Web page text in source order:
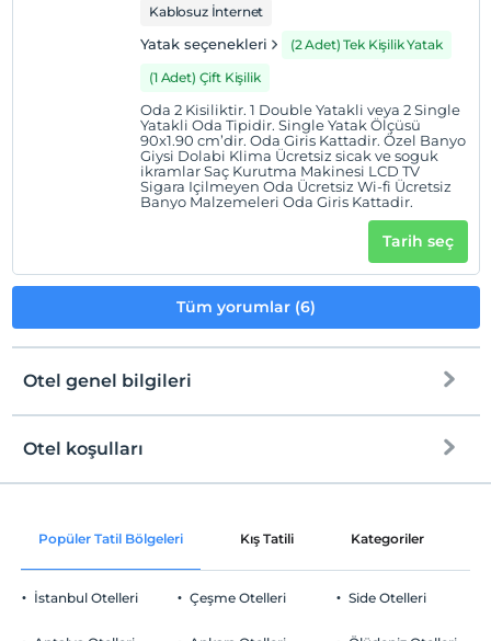
Kablosuz İnternet
Yatak seçenekleri
(2 Adet) Tek Kişilik Yatak
(1 Adet) Çift Kişilik
Oda 2 Kisiliktir. 1 Double Yatakli veya 2 Single
Yatakli Oda Tipidir. Single Yatak Ölçüsü
90x1.90 cm’dir. Oda Giris Kattadir. Özel Banyo
Giysi Dolabi Klima Ücretsiz sicak ve soguk
ikramlar Saç Kurutma Makinesi LCD TV
Sigara Içilmeyen Oda Ücretsiz Wi-fi Ücretsiz
Banyo Malzemeleri Oda Giris Kattadir.
Tarih seç
Tüm yorumlar (6)
Otel genel bilgileri
Ortak alanlar ve tüm odalar
Otel koşulları
Check/in
Check/out
En geç saat 11:00 ve öncesi
Evcil Hayvan
Popüler Tatil Bölgeleri Kış Tatili Kategoriler
İstanbul Otelleri Çeşme Otelleri Side Otelleri